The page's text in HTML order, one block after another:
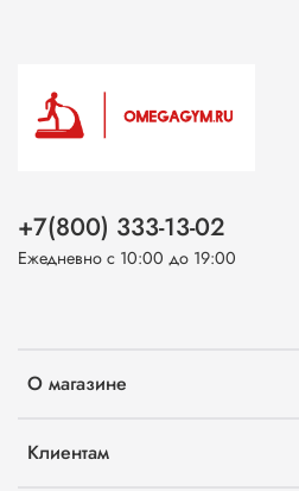
О магазине
Клиентам
+7(800) 333-13-02
Ежедневно с 10:00 до 19:00